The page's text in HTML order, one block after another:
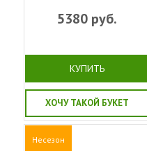
5380 руб.
КУПИТЬ
ХОЧУ ТАКОЙ БУКЕТ
Несезон